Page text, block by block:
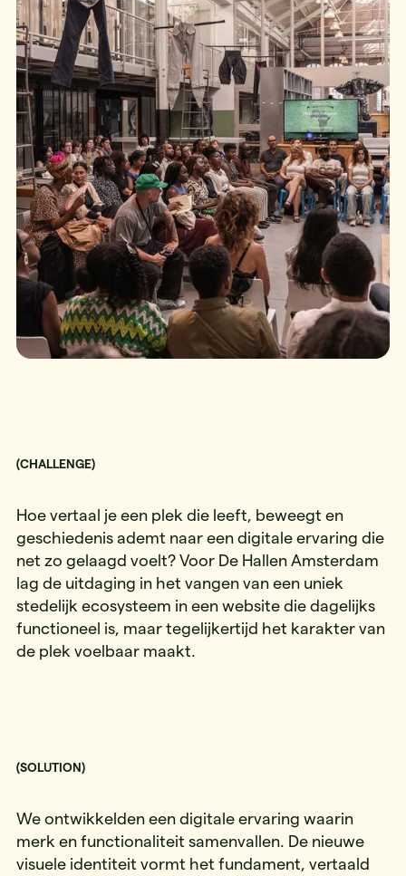
(CHALLENGE)
Hoe vertaal je een plek die leeft, beweegt en
geschiedenis ademt naar een digitale ervaring die
net zo gelaagd voelt? Voor De Hallen Amsterdam
lag de uitdaging in het vangen van een uniek
stedelijk ecosysteem in een website die dagelijks
functioneel is, maar tegelijkertijd het karakter van
de plek voelbaar maakt.
(SOLUTION)
We ontwikkelden een digitale ervaring waarin
merk en functionaliteit samenvallen. De nieuwe
visuele identiteit vormt het fundament, vertaald